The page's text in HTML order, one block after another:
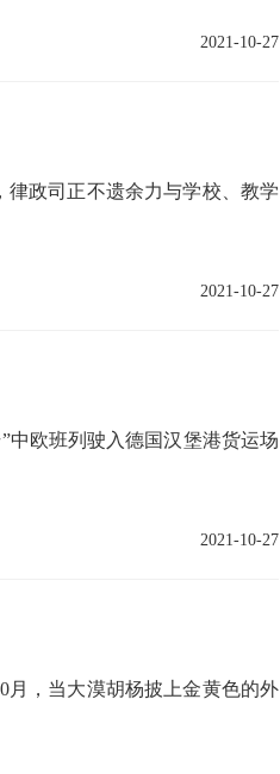
2021-10-27
律政司正不遗余力与学校、教学
2021-10-27
中欧班列驶入德国汉堡港货运场
2021-10-27
，当大漠胡杨披上金黄色的外